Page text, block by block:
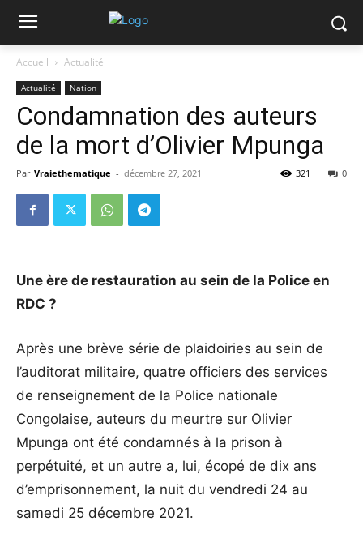
Accueil Actualité
Actualité Nation
Condamnation des auteurs
de la mort d’Olivier Mpunga
Par Vraiethematique - décembre 27, 2021 0
321
Une ère de restauration au sein de la Police en
RDC ?
Après une brève série de plaidoiries au sein de
l’auditorat militaire, quatre officiers des services
de renseignement de la Police nationale
Congolaise, auteurs du meurtre sur Olivier
Mpunga ont été condamnés à la prison à
perpétuité, et un autre a, lui, écopé de dix ans
d’emprisonnement, la nuit du vendredi 24 au
samedi 25 décembre 2021.